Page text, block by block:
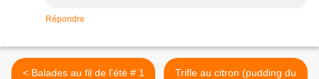
Répondre
< Balades au fil de l'été # 1
Trifle au citron (pudding du